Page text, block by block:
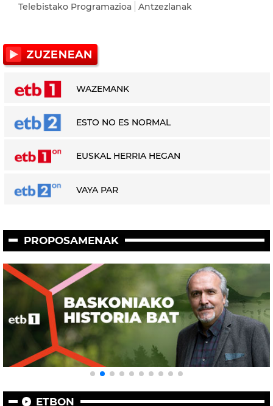
Telebistako Programazioa
Antzezlanak
WAZEMANK
ESTO NO ES NORMAL
EUSKAL HERRIA HEGAN
VAYA PAR
PROPOSAMENAK
ETBON